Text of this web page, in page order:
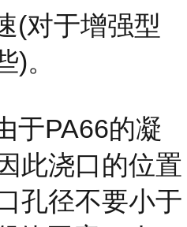
(对于增强型
)。
于PA66的凝
此浇口的位置
孔径不要小于